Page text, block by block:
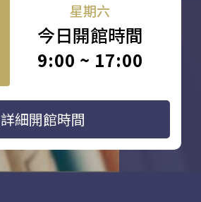
星期六
今日開館時間
9:00 ~ 17:00
詳細開館時間